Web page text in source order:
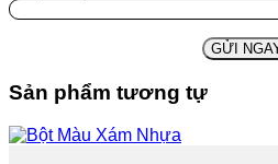
Sản phẩm tương tự